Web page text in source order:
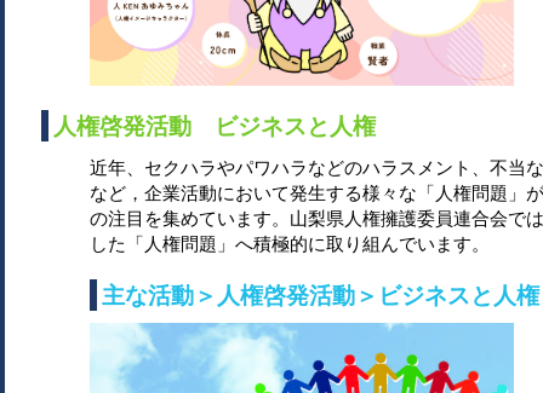
人権啓発活動 ビジネスと人権
近年、セクハラやパワハラなどのハラスメント、不当
など，企業活動において発生する様々な「人権問題」
の注目を集めています。山梨県人権擁護委員連合会で
した「人権問題」へ積極的に取り組んでいます。
主な活動＞人権啓発活動＞ビジネスと人権